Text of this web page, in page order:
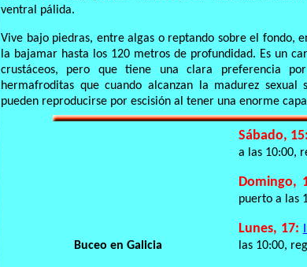
ventral pálida.
Vive bajo piedras, entre algas o reptando sobre el fondo,
la bajamar hasta los 120 metros de profundidad. Es un
crustáceos, pero que tiene una clara preferencia
hermafroditas que cuando alcanzan la madurez
pueden reproducirse por escisión al tener una enorme
Buceo en Galicia
Sábado, 15:
a las 10:00,
Domingo,
puerto a las
Lunes, 17:
las 10:00,